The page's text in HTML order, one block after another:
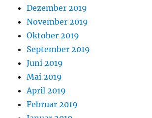
Dezember 2019
November 2019
Oktober 2019
September 2019
Juni 2019
Mai 2019
April 2019
Februar 2019